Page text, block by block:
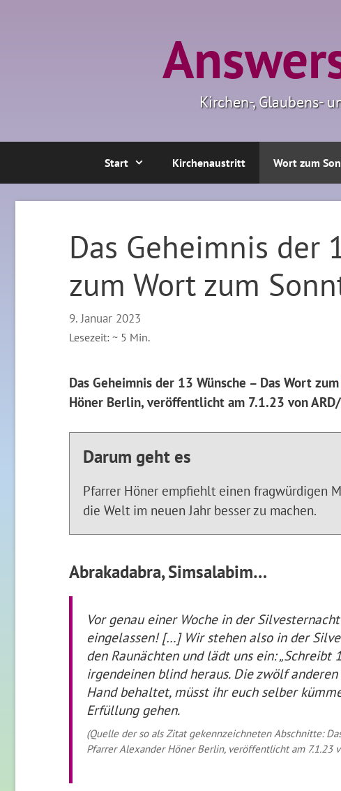
Kirchen-, Glaubens-
Start Kirchenaustritt Wort zum
Das Geheimnis der
zum Wort zum
9. Januar 2023
Lesezeit: ~ 5 Min.
Das Geheimnis der 13 Wünsche – Das Wort zum
Höner Berlin, veröffentlicht am 7.1.23 von
Darum geht es
Pfarrer Höner empfiehlt einen fragwürdigen
die Welt im neuen Jahr besser zu machen.
Abrakadabra, Simsalabim…
Vor genau einer Woche in der
eingelassen! […] Wir stehen also in der
den Raunächten und lädt uns ein: „Schreibt
irgendeinen blind heraus. Die zwölf
Hand behaltet, müsst ihr euch selber
Erfüllung gehen.
(Quelle der so als Zitat gekennzeichneten Abschnitte:
Pfarrer Alexander Höner Berlin, veröffentlicht am 7.1.23